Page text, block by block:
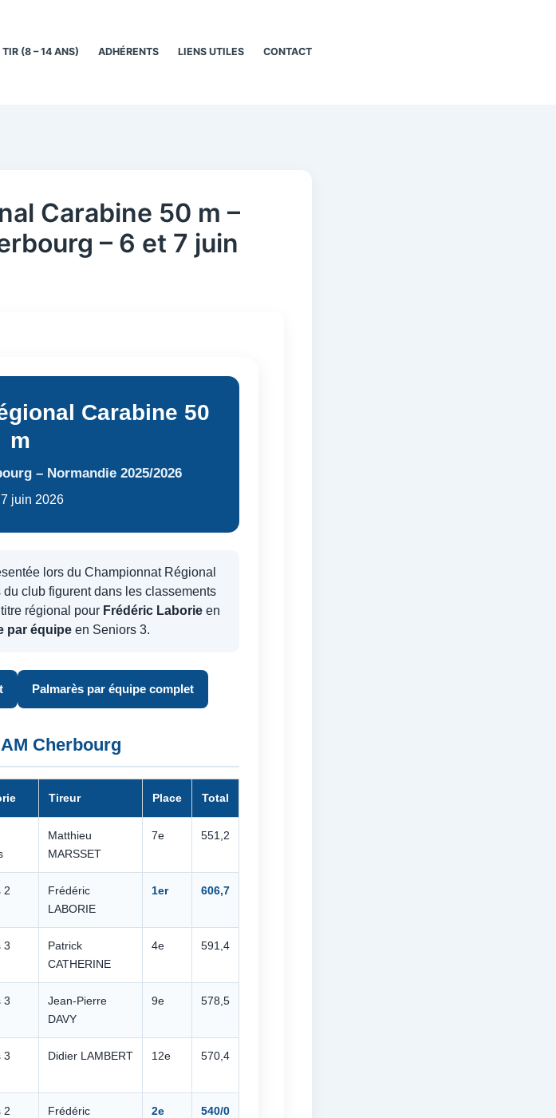
TIR (8 – 14 ANS) ADHÉRENTS LIENS UTILES CONTACT
Carabine 50 m –
– 6 et 7 juin
Carabine 50
m
– Normandie 2025/2026
juin 2026
lors du Championnat Régional
club figurent dans les classements
régional pour Frédéric Laborie en
par équipe en Seniors 3.
Palmarès par équipe complet
Cherbourg
Tireur Place Total
Matthieu
MARSSET
7e 551,2
2
Frédéric
LABORIE
1er 606,7
3
Patrick
CATHERINE
4e 591,4
3
Jean-Pierre
DAVY
9e 578,5
3 Didier LAMBERT 12e 570,4
2
Frédéric
2e 540/0